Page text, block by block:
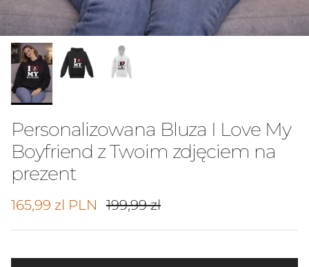
Personalizowana Bluza I Love My
Boyfriend z Twoim zdjęciem na
prezent
Cena promocyjna
165,99 zl PLN Cena regularna
199,99 zl